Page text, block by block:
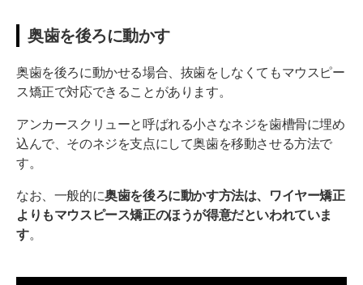
奥歯を後ろに動かす
奥歯を後ろに動かせる場合、抜歯をしなくてもマウスピー
ス矯正で対応できることがあります。
アンカースクリューと呼ばれる小さなネジを歯槽骨に埋め
込んで、そのネジを支点にして奥歯を移動させる方法で
す。
なお、一般的に奥歯を後ろに動かす方法は、ワイヤー矯正
よりもマウスピース矯正のほうが得意だといわれていま
す。